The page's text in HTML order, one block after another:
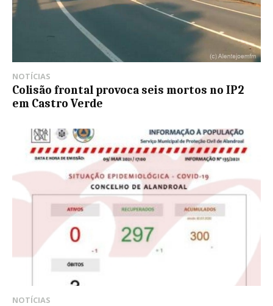
NOTÍCIAS
Colisão frontal provoca seis mortos no IP2
em Castro Verde
NOTÍCIAS